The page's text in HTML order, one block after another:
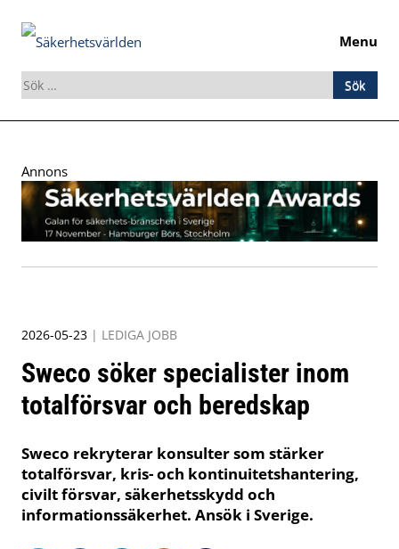
Menu
Sök
efter:
to
content
Annons
2026-05-23 | LEDIGA JOBB
Sweco söker specialister inom
totalförsvar och beredskap
Sweco rekryterar konsulter som stärker
totalförsvar, kris- och kontinuitetshantering,
civilt försvar, säkerhetsskydd och
informationssäkerhet. Ansök i Sverige.